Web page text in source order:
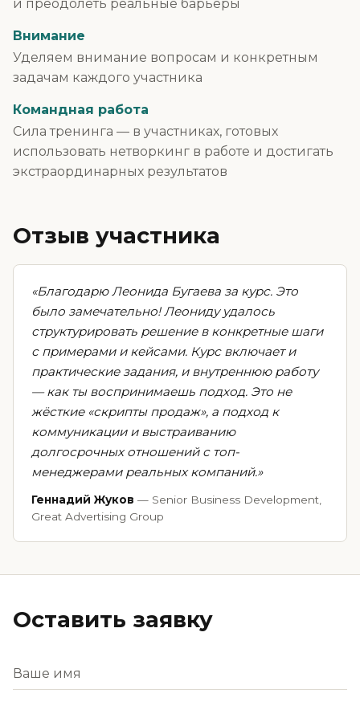
и преодолеть реальные барьеры
Внимание
Уделяем внимание вопросам и конкретным
задачам каждого участника
Командная работа
Сила тренинга — в участниках, готовых
использовать нетворкинг в работе и достигать
экстраординарных результатов
Отзыв участника
«Благодарю Леонида Бугаева за курс. Это
было замечательно! Леониду удалось
структурировать решение в конкретные шаги
с примерами и кейсами. Курс включает и
практические задания, и внутреннюю работу
— как ты воспринимаешь подход. Это не
жёсткие «скрипты продаж», а подход к
коммуникации и выстраиванию
долгосрочных отношений с топ-
менеджерами реальных компаний.»
Геннадий Жуков — Senior Business Development,
Great Advertising Group
Оставить заявку